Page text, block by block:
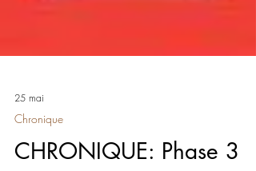
25 mai
Chronique